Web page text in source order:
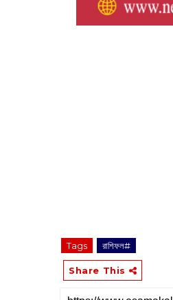
Tags রাশিফল#
Share This